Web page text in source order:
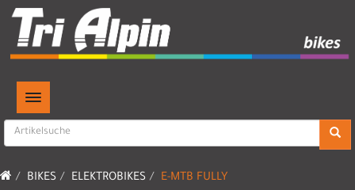
TOGGLE NAVIGATION
BIKES ELEKTROBIKES E-MTB FULLY